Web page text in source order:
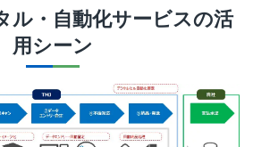
ル・自動化サービスの活
用シーン